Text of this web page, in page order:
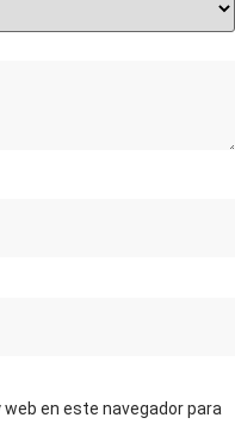
en este navegador para